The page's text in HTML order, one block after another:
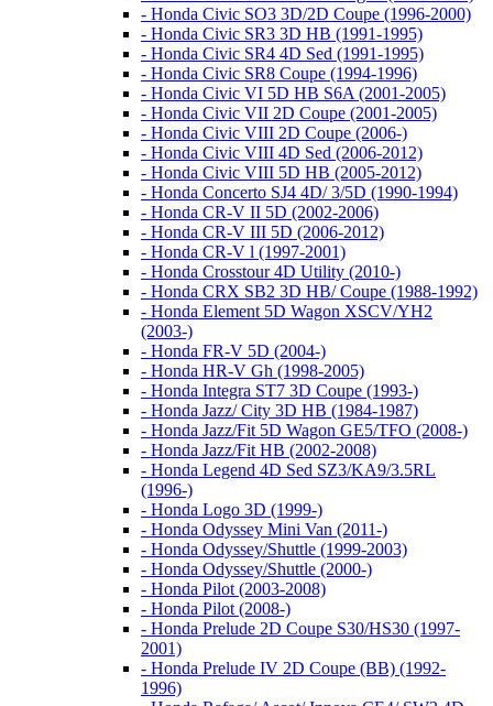
- Honda Civic SO3 3D/2D Coupe (1996-2000)
- Honda Civic SR3 3D HB (1991-1995)
- Honda Civic SR4 4D Sed (1991-1995)
- Honda Civic SR8 Coupe (1994-1996)
- Honda Civic VI 5D HB S6A (2001-2005)
- Honda Civic VII 2D Coupe (2001-2005)
- Honda Civic VIII 2D Coupe (2006-)
- Honda Civic VIII 4D Sed (2006-2012)
- Honda Civic VIII 5D HB (2005-2012)
- Honda Concerto SJ4 4D/ 3/5D (1990-1994)
- Honda CR-V II 5D (2002-2006)
- Honda CR-V III 5D (2006-2012)
- Honda CR-V l (1997-2001)
- Honda Crosstour 4D Utility (2010-)
- Honda CRX SB2 3D HB/ Coupe (1988-1992)
- Honda Element 5D Wagon XSCV/YH2
(2003-)
- Honda FR-V 5D (2004-)
- Honda HR-V Gh (1998-2005)
- Honda Integra ST7 3D Coupe (1993-)
- Honda Jazz/ City 3D HB (1984-1987)
- Honda Jazz/Fit 5D Wagon GE5/TFO (2008-)
- Honda Jazz/Fit HB (2002-2008)
- Honda Legend 4D Sed SZ3/KA9/3.5RL
(1996-)
- Honda Logo 3D (1999-)
- Honda Odyssey Mini Van (2011-)
- Honda Odyssey/Shuttle (1999-2003)
- Honda Odyssey/Shuttle (2000-)
- Honda Pilot (2003-2008)
- Honda Pilot (2008-)
- Honda Prelude 2D Coupe S30/HS30 (1997-
2001)
- Honda Prelude IV 2D Coupe (BB) (1992-
1996)